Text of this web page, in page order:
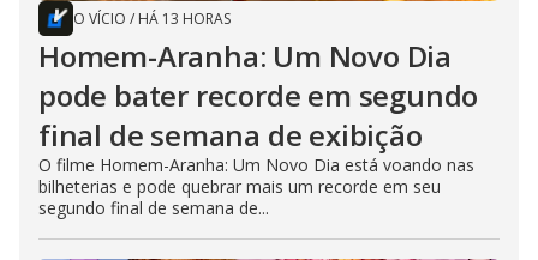
O VÍCIO / HÁ 13 HORAS
Homem-Aranha: Um Novo Dia
pode bater recorde em segundo
final de semana de exibição
O filme Homem-Aranha: Um Novo Dia está voando nas
bilheterias e pode quebrar mais um recorde em seu
segundo final de semana de...